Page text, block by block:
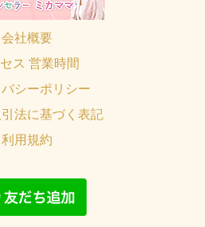
会社概要
ス 営業時間
シーポリシー
法に基づく表記
利用規約